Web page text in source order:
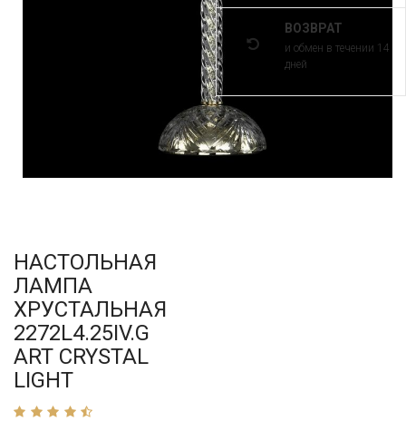
НАСТОЛЬНАЯ
ЛАМПА
ХРУСТАЛЬНАЯ
2272L4.25IV.G
ART CRYSTAL
LIGHT
ВОЗВРАТ
и обмен в течении 14
дней